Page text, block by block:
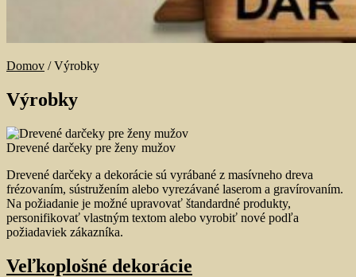
Domov /Výrobky
Výrobky
Drevené darčeky pre ženy mužov
Drevené darčeky a dekorácie sú vyrábané z masívneho dreva
frézovaním, sústružením alebo vyrezávané laserom a gravírovaním.
Na požiadanie je možné upravovať štandardné produkty,
personifikovať vlastným textom alebo vyrobiť nové podľa
požiadaviek zákazníka.
Veľkoplošné dekorácie